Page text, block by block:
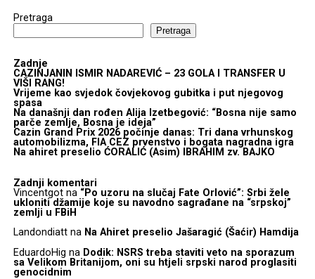
Pretraga
Pretraga
Zadnje
CAZINJANIN ISMIR NADAREVIĆ – 23 GOLA I TRANSFER U
VIŠI RANG!
Vrijeme kao svjedok čovjekovog gubitka i put njegovog
spasa
Na današnji dan rođen Alija Izetbegović: “Bosna nije samo
parče zemlje, Bosna je ideja”
Cazin Grand Prix 2026 počinje danas: Tri dana vrhunskog
automobilizma, FIA CEZ prvenstvo i bogata nagradna igra
Na ahiret preselio ĆORALIĆ (Asim) IBRAHIM zv. BAJKO
Zadnji komentari
Vincentgotna “Po uzoru na slučaj Fate Orlović”: Srbi žele
ukloniti džamije koje su navodno sagrađane na “srpskoj”
zemlji u FBiH
Landondiattna Na Ahiret preselio Jašaragić (Šaćir) Hamdija
EduardoHig na Dodik: NSRS treba staviti veto na sporazum
sa Velikom Britanijom, oni su htjeli srpski narod proglasiti
genocidnim